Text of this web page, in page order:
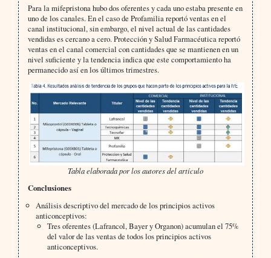
Para la mifepristona hubo dos oferentes y cada uno estaba presente en
uno de los canales. En el caso de Profamilia reportó ventas en el
canal institucional, sin embargo, el nivel actual de las cantidades
vendidas es cercano a cero. Protección y Salud Farmacéutica reportó
ventas en el canal comercial con cantidades que se mantienen en un
nivel suficiente y la tendencia indica que este comportamiento ha
permanecido así en los últimos trimestres.
Tabla elaborada por los autores del artículo
Conclusiones
Análisis descriptivo del mercado de los principios activos
anticonceptivos:
Tres oferentes (Lafrancol, Bayer y Organon) acumulan el 75%
del valor de las ventas de todos los principios activos
anticonceptivos.